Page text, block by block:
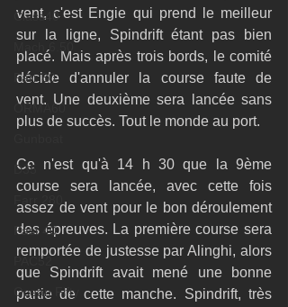
Class40
Mach 6.50
Farr 30
ORMA60
D35
Fast 40
PAC52
Ocean Fifty
vent, c'est Engie qui prend le meilleur
sur la ligne, Spindrift étant pas bien
placé. Mais après trois bords, le comité
décide d'annuler la course faute de
vent. Une deuxième sera lancée sans
plus de succès. Tout le monde au port.
Ce n'est qu'à 14 h 30 que la 9ème
course sera lancée, avec cette fois
assez de vent pour le bon déroulement
des épreuves. La première course sera
remportée de justesse par Alinghi, alors
que Spindrift avait mené une bonne
partie de cette manche. Spindrift, très